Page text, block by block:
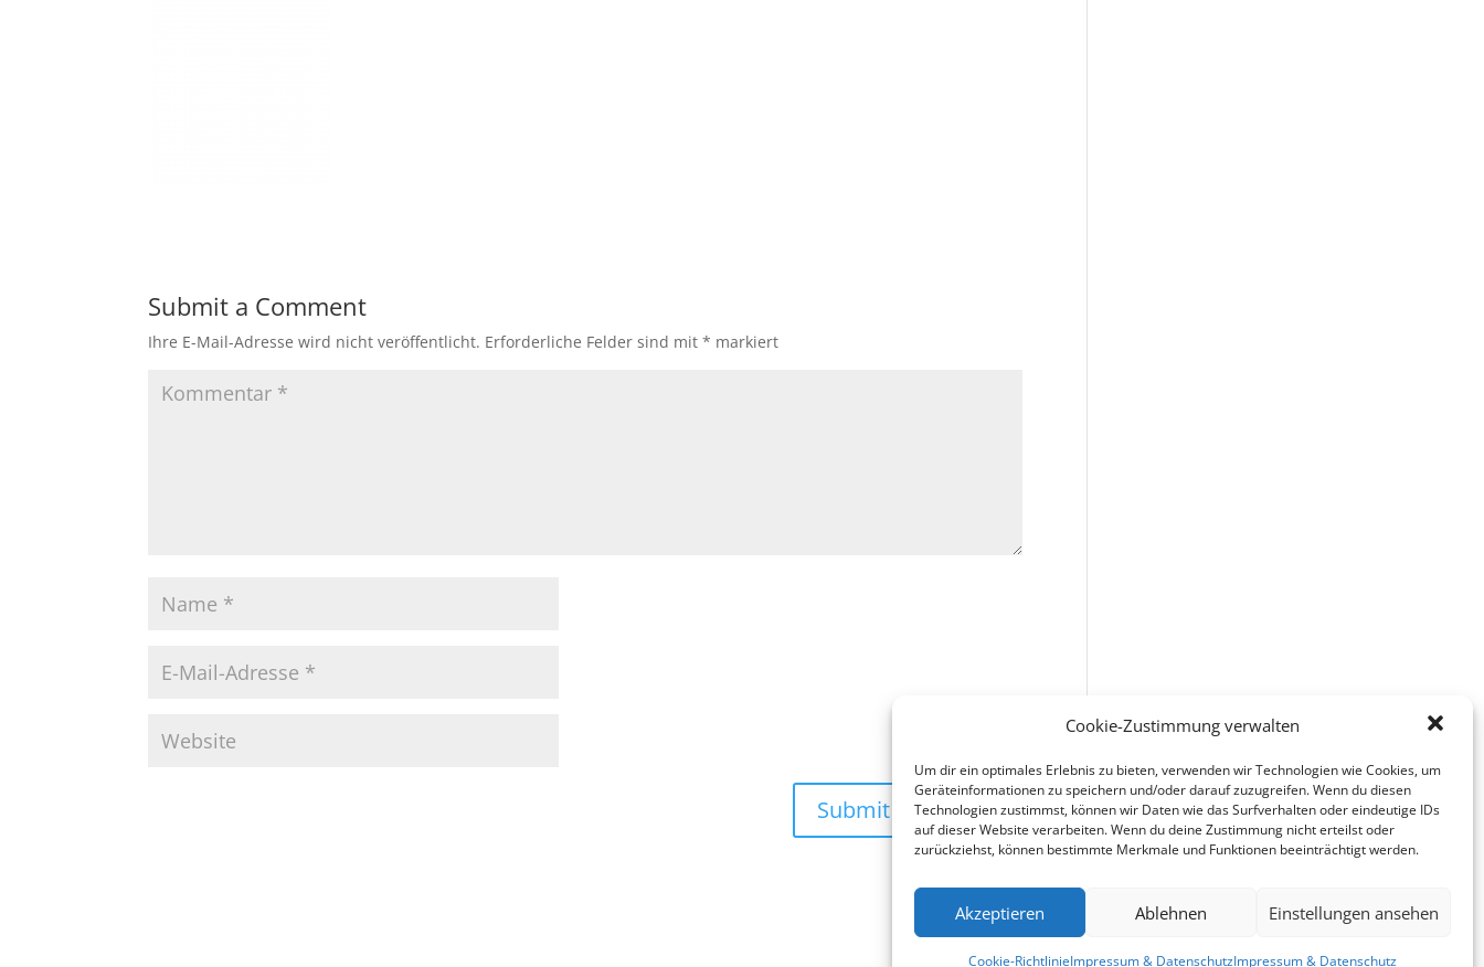
Cookie-Zustimmung verwalten
Um dir ein optimales Erlebnis zu bieten, verwenden wir Technologien wie Cookies, um
Geräteinformationen zu speichern und/oder darauf zuzugreifen. Wenn du diesen
Technologien zustimmst, können wir Daten wie das Surfverhalten oder eindeutige IDs
auf dieser Website verarbeiten. Wenn du deine Zustimmung nicht erteilst oder
zurückziehst, können bestimmte Merkmale und Funktionen beeinträchtigt werden.
Akzeptieren Ablehnen Einstellungen ansehen
Cookie-RichtlinieImpressum & DatenschutzImpressum & Datenschutz
Submit a Comment
Ihre E-Mail-Adresse wird nicht veröffentlicht. Erforderliche Felder sind mit* markiert